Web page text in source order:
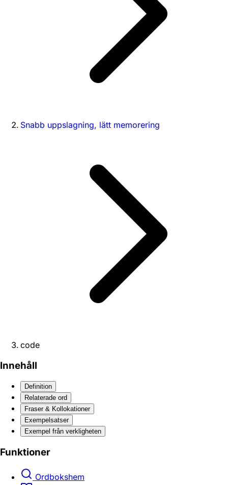
Snabb uppslagning, lätt memorering
code
Innehåll
Definition
Relaterade ord
Fraser & Kollokationer
Exempelsatser
Exempel från verkligheten
Funktioner
Ordbokshem